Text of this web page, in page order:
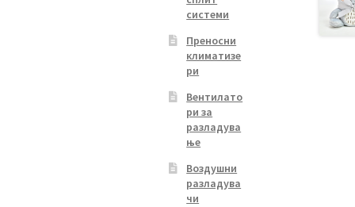
системи
Преносни
климатизе
ри
Вентилато
ри за
разладува
ње
Воздушни
разладува
чи